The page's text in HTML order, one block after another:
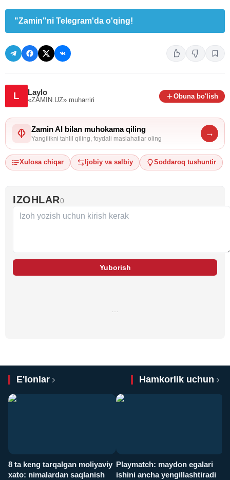
"Zamin"ni Telegram'da o'qing!
L Laylo
«ZAMIN.UZ» muharriri
Obuna bo'lish
Zamin AI bilan muhokama qiling
Yangilikni tahlil qiling, foydali maslahatlar oling
→
Xulosa chiqar Ijobiy va salbiy Soddaroq tushuntir
IZOHLAR0
Yuborish
…
E'lonlar Hamkorlik uchun
8 ta keng tarqalgan moliyaviy
xato: nimalardan saqlanish
Playmatch: maydon egalari
ishini ancha yengillashtiradi